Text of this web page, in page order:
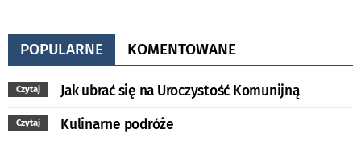
POPULARNE KOMENTOWANE
Czytaj Jak ubrać się na Uroczystość Komunijną
Czytaj Kulinarne podróże